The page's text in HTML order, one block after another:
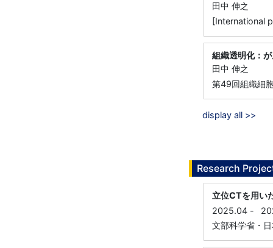
田中 伸之
[International
組織透明化：
田中 伸之
第49回組織細
display all >>
Research
立位CTを用い
2025.04 -
文部科学省・